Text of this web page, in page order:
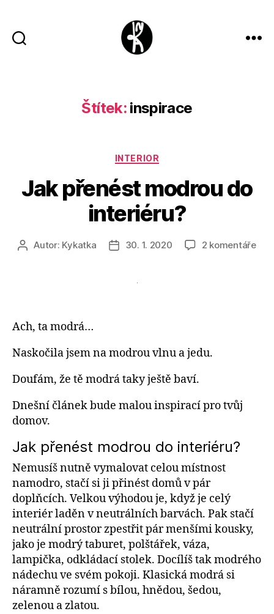
Štítek: inspirace
Rubriky
INTERIOR
Jak přenést modrou do
interiéru?
AutorAutor: Kykatka
Datum30. 1. 2020 2 komentářeu
Ach, ta modrá…
Naskočila jsem na modrou vlnu a jedu.
Doufám, že tě modrá taky ještě baví.
Dnešní článek bude malou inspirací pro tvůj
domov.
Jak přenést modrou do interiéru?
Nemusíš nutně vymalovat celou místnost
namodro, stačí si ji přinést domů v pár
doplňcích. Velkou výhodou je, když je celý
interiér laděn v neutrálních barvách. Pak stačí
neutrální prostor zpestřit pár menšími kousky,
jako je modrý taburet, polštářek, váza,
lampička, odkládací stolek. Docílíš tak modrého
nádechu ve svém pokoji. Klasická modrá si
náramně rozumí s bílou, hnědou, šedou,
zelenou a zlatou.